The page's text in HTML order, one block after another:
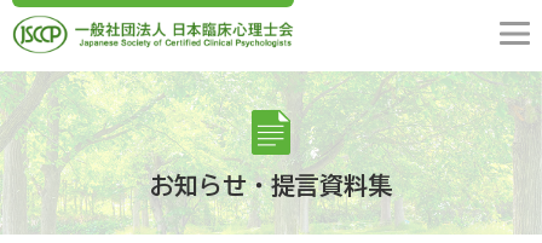
お知らせ・提言資料集